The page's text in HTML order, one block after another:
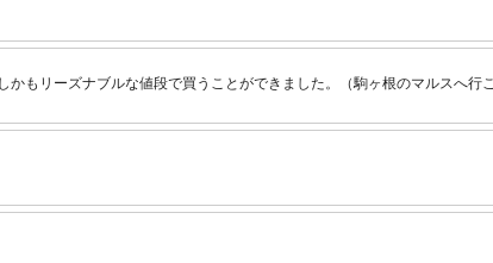
もリーズナブルな値段で買うことができました。（駒ヶ根のマルスへ行